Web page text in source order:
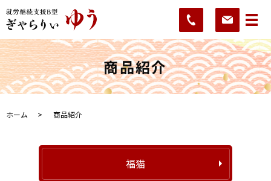
商品紹介
ホーム 商品紹介
福猫